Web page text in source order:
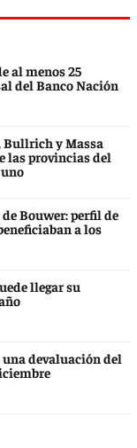
al menos 25
del Banco Nación
Bullrich y Massa
las provincias del
Bouwer: perfil de
a los
llegar su
devaluación del